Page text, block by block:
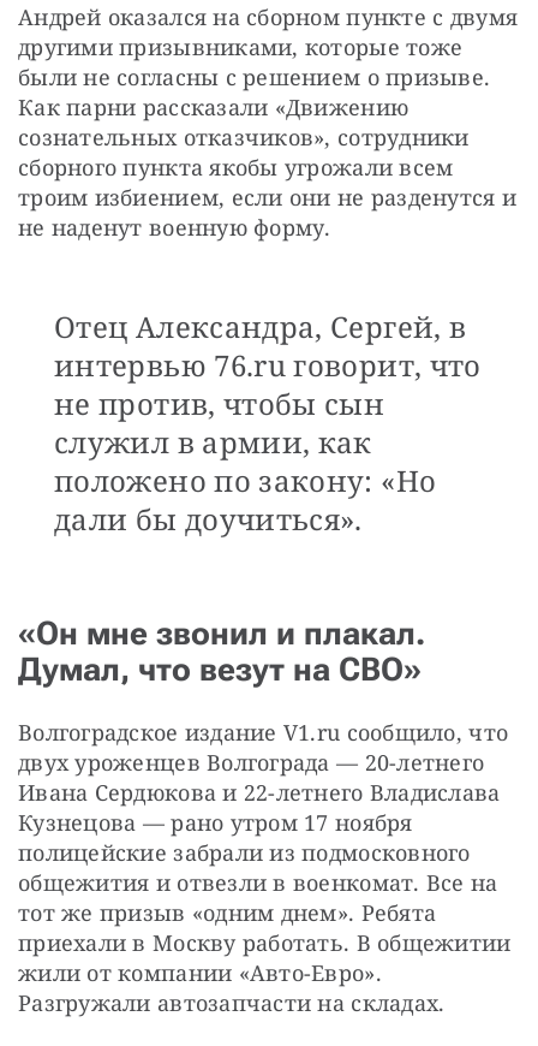
Андрей оказался на сборном пункте с двумя
другими призывниками, которые тоже
были не согласны с решением о призыве.
Как парни рассказали «Движению
сознательных отказчиков», сотрудники
сборного пункта якобы угрожали всем
троим избиением, если они не разденутся и
не наденут военную форму.
Отец Александра, Сергей, в
интервью 76.ru говорит, что
не против, чтобы сын
служил в армии, как
положено по закону: «Но
дали бы доучиться».
«Он мне звонил и плакал.
Думал, что везут на СВО»
Волгоградское издание V1.ru сообщило, что
двух уроженцев Волгограда — 20-летнего
Ивана Сердюкова и 22-летнего Владислава
Кузнецова — рано утром 17 ноября
полицейские забрали из подмосковного
общежития и отвезли в военкомат. Все на
тот же призыв «одним днем». Ребята
приехали в Москву работать. В общежитии
жили от компании «Авто-Евро».
Разгружали автозапчасти на складах.